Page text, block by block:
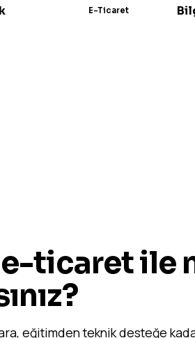
E-Ticaret
ticaret ile
eğitimden teknik desteğe